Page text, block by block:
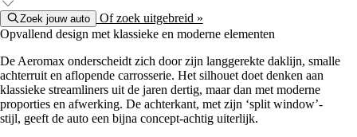
Zoek jouw auto
Of zoek uitgebreid »
Opvallend design met klassieke en moderne elementen
De Aeromax onderscheidt zich door zijn langgerekte daklijn, smalle
achterruit en aflopende carrosserie. Het silhouet doet denken aan
klassieke streamliners uit de jaren dertig, maar dan met moderne
proporties en afwerking. De achterkant, met zijn ‘split window’-
stijl, geeft de auto een bijna concept-achtig uiterlijk.